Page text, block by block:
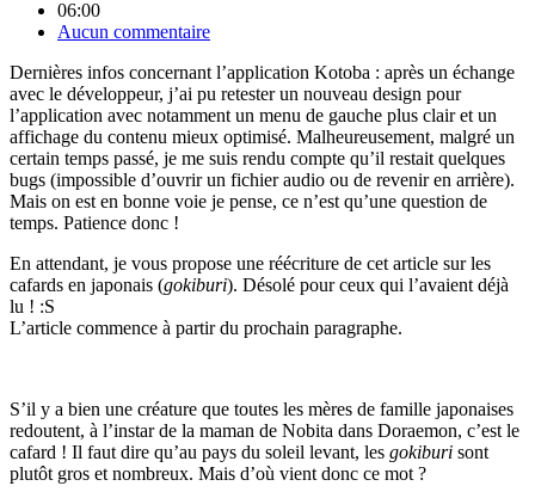
06:00
Aucun commentaire
Dernières infos concernant l’application Kotoba : après un échange
avec le développeur, j’ai pu retester un nouveau design pour
l’application avec notamment un menu de gauche plus clair et un
affichage du contenu mieux optimisé. Malheureusement, malgré un
certain temps passé, je me suis rendu compte qu’il restait quelques
bugs (impossible d’ouvrir un fichier audio ou de revenir en arrière).
Mais on est en bonne voie je pense, ce n’est qu’une question de
temps. Patience donc !
En attendant, je vous propose une réécriture de cet article sur les
cafards en japonais (gokiburi). Désolé pour ceux qui l’avaient déjà
lu ! :S
L’article commence à partir du prochain paragraphe.
S’il y a bien une créature que toutes les mères de famille japonaises
redoutent, à l’instar de la maman de Nobita dans Doraemon, c’est le
cafard ! Il faut dire qu’au pays du soleil levant, les gokiburi sont
plutôt gros et nombreux. Mais d’où vient donc ce mot ?